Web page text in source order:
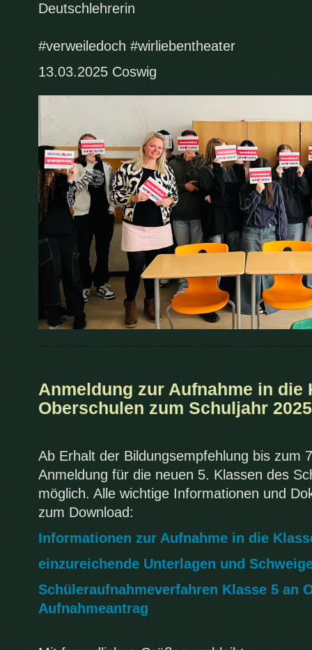
Deutschlehrerin
#verweiledoch #wirliebentheater
13.03.2025 Coswig
Anmeldung zur Aufnahme in die
Oberschulen zum Schuljahr
Ab Erhalt der Bildungsempfehlung bis zum
Anmeldung für die neuen 5. Klassen des
möglich. Alle wichtige Informationen und
zum Download:
Informationen zur Aufnahme in die
einzureichende Unterlagen und
Schüleraufnahmeverfahren Klasse 5 an
Aufnahmeantrag